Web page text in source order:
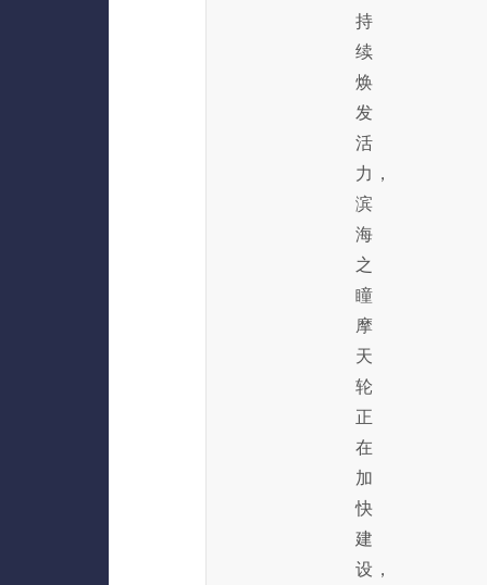
持
续
焕
发
活
力，
滨
海
之
瞳
摩
天
轮
正
在
加
快
建
设，